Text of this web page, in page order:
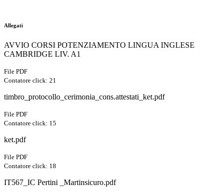
Allegati
AVVIO CORSI POTENZIAMENTO LINGUA INGLESE
CAMBRIDGE LIV. A1
File PDF
Contatore click: 21
timbro_protocollo_cerimonia_cons.attestati_ket.pdf
File PDF
Contatore click: 15
ket.pdf
File PDF
Contatore click: 18
IT567_IC Pertini _Martinsicuro.pdf